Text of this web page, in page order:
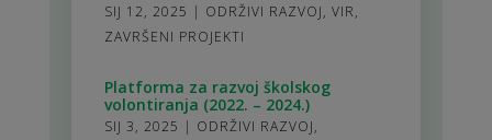
SIJ 12, 2025 | ODRŽIVI RAZVOJ, VIR,
ZAVRŠENI PROJEKTI
Platforma za razvoj školskog
volontiranja (2022. – 2024.)
SIJ 3, 2025 | ODRŽIVI RAZVOJ,